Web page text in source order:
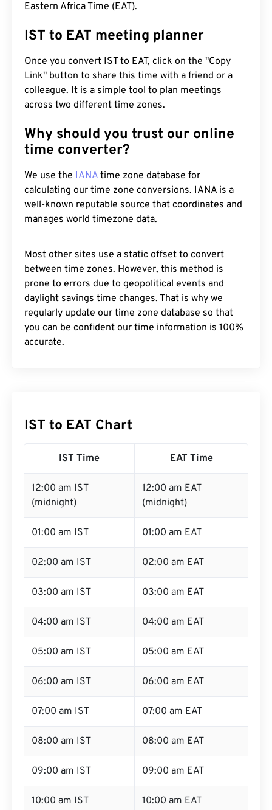
Eastern Africa Time (EAT).
IST to EAT meeting planner
Once you convert IST to EAT, click on the "Copy
Link" button to share this time with a friend or a
colleague. It is a simple tool to plan meetings
across two different time zones.
Why should you trust our online
time converter?
We use the IANA time zone database for
calculating our time zone conversions. IANA is a
well-known reputable source that coordinates and
manages world timezone data.
Most other sites use a static offset to convert
between time zones. However, this method is
prone to errors due to geopolitical events and
daylight savings time changes. That is why we
regularly update our time zone database so that
you can be confident our time information is 100%
accurate.
IST to EAT Chart
IST Time EAT Time
12:00 am IST
(midnight)
12:00 am EAT
(midnight)
01:00 am IST 01:00 am EAT
02:00 am IST 02:00 am EAT
03:00 am IST 03:00 am EAT
04:00 am IST 04:00 am EAT
05:00 am IST 05:00 am EAT
06:00 am IST 06:00 am EAT
07:00 am IST 07:00 am EAT
08:00 am IST 08:00 am EAT
09:00 am IST 09:00 am EAT
10:00 am IST 10:00 am EAT